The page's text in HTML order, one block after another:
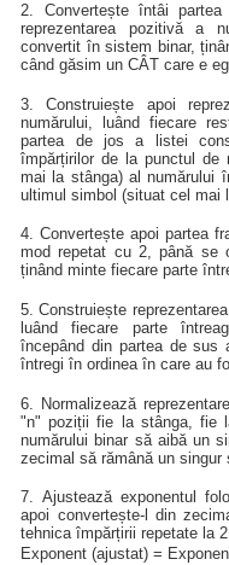
2. Convertește întâi
reprezentarea pozitivă a
convertit în sistem binar,
când găsim un CÂT care e
3. Construiește apoi
numărului, luând fiecare
partea de jos a listei
împărțirilor de la punctul de
mai la stânga) al numărului
ultimul simbol (situat cel mai
4. Convertește apoi partea
mod repetat cu 2, până se
ținând minte fiecare parte
5. Construiește
luând fiecare parte
începând din partea de
întregi în ordinea în care au
6. Normalizează
"n" poziții fie la stânga, fie
numărului binar să aibă un
zecimal să rămână un singur
7. Ajustează exponentul
apoi convertește-l din
tehnica împărțirii repetate la
Exponent (ajustat) =